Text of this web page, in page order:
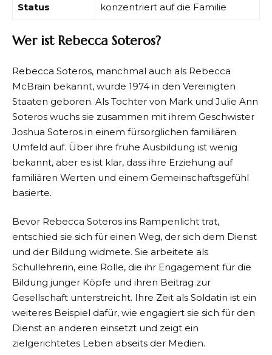
Status
konzentriert auf die Familie
Wer ist Rebecca Soteros?
Rebecca Soteros, manchmal auch als Rebecca
McBrain bekannt, wurde 1974 in den Vereinigten
Staaten geboren. Als Tochter von Mark und Julie Ann
Soteros wuchs sie zusammen mit ihrem Geschwister
Joshua Soteros in einem fürsorglichen familiären
Umfeld auf. Über ihre frühe Ausbildung ist wenig
bekannt, aber es ist klar, dass ihre Erziehung auf
familiären Werten und einem Gemeinschaftsgefühl
basierte.
Bevor Rebecca Soteros ins Rampenlicht trat,
entschied sie sich für einen Weg, der sich dem Dienst
und der Bildung widmete. Sie arbeitete als
Schullehrerin, eine Rolle, die ihr Engagement für die
Bildung junger Köpfe und ihren Beitrag zur
Gesellschaft unterstreicht. Ihre Zeit als Soldatin ist ein
weiteres Beispiel dafür, wie engagiert sie sich für den
Dienst an anderen einsetzt und zeigt ein
zielgerichtetes Leben abseits der Medien.